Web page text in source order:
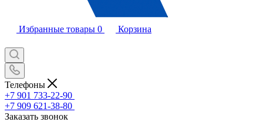
Избранные товары 0 Корзина
Телефоны
+7 901 733-22-90
+7 909 621-38-80
Заказать звонок